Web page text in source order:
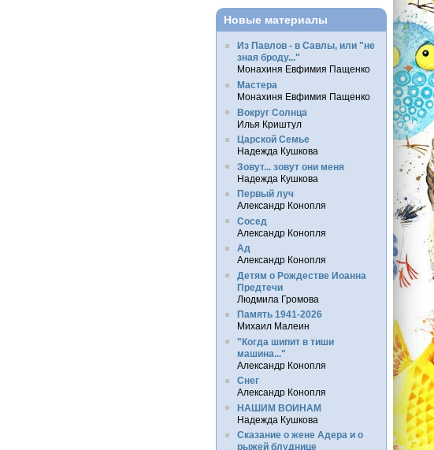
Новые материалы
Из Павлов - в Савлы, или "не
зная броду..."
Монахиня Евфимия Пащенко
Мастера
Монахиня Евфимия Пащенко
Вокруг Солнца
Илья Криштул
Царской Семье
Надежда Кушкова
Зовут... зовут они меня
Надежда Кушкова
Первый луч
Александр Конопля
Сосед
Александр Конопля
Ад
Александр Конопля
Детям о Рождестве Иоанна
Предтечи
Людмила Громова
Память 1941-2026
Михаил Малеин
"Когда шипит в тиши
машина..."
Александр Конопля
Снег
Александр Конопля
НАШИМ ВОИНАМ
Надежда Кушкова
Сказание о жене Адера и о
рыжей блуднице